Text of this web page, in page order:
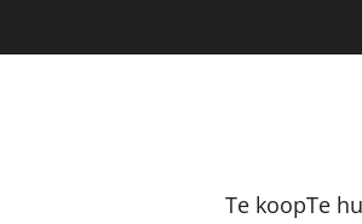
Te koopTe